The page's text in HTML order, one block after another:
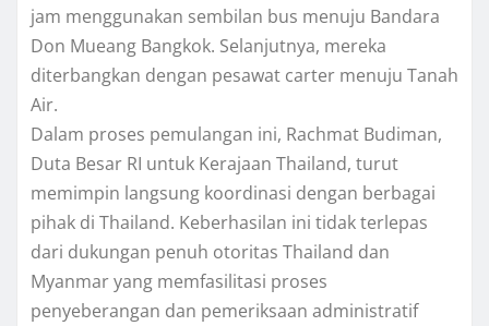
jam menggunakan sembilan bus menuju Bandara
Don Mueang Bangkok. Selanjutnya, mereka
diterbangkan dengan pesawat carter menuju Tanah
Air.
Dalam proses pemulangan ini, Rachmat Budiman,
Duta Besar RI untuk Kerajaan Thailand, turut
memimpin langsung koordinasi dengan berbagai
pihak di Thailand. Keberhasilan ini tidak terlepas
dari dukungan penuh otoritas Thailand dan
Myanmar yang memfasilitasi proses
penyeberangan dan pemeriksaan administratif